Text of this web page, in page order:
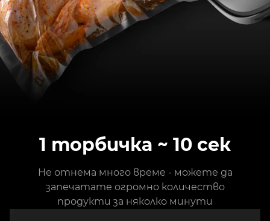
1 торбичка ~ 10 сек
Не отнема много време - можете да
запечатате огромно количество
продукти за няколко минути